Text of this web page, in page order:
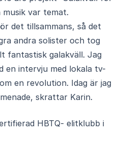
var temat.
det tillsammans, så det
andra solister och tog
fantastisk galakväll. Jag
en intervju med lokala tv-
en revolution. Idag är jag
skrattar Karin.